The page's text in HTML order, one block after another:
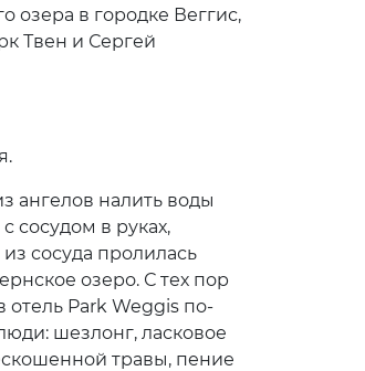
озера в городке Веггис,
Твен и Сергей
ангелов налить воды
сосудом в руках,
сосуда пролилась
озеро. С тех пор
отель Park Weggis по-
шезлонг, ласковое
травы, пение